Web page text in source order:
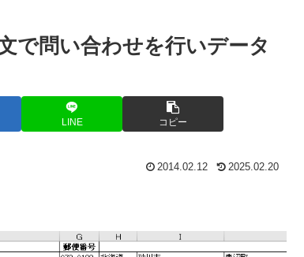
で問い合わせを行いデータ
LINE コピー
2014.02.12 2025.02.20